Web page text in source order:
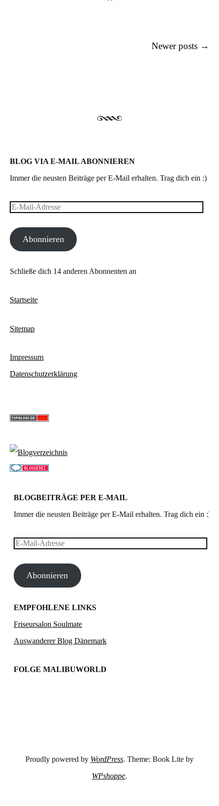
Newer posts →
BLOG VIA E-MAIL ABONNIEREN
Immer die neusten Beiträge per E-Mail erhalten. Trag dich ein :)
E-
AdresseAbonnieren
Schließe dich 14 anderen Abonnenten an
Startseite
Sitemap
Impressum
Datenschutzerklärung
BLOGBEITRÄGE PER E-MAIL
Immer die neusten Beiträge per E-Mail erhalten. Trag dich ein :)
E-
AdresseAbonnieren
EMPFOHLENE LINKS
Friseursalon Soulmate
Auswanderer Blog Dänemark
FOLGE MALIBUWORLD
Proudly powered by WordPress. Theme: Book Lite by
WPshoppe.